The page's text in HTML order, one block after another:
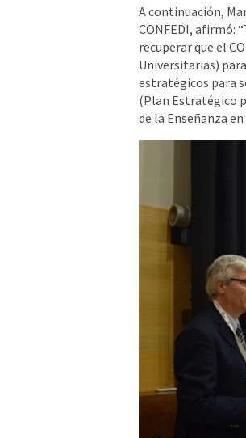
A continuación,
CONFEDI, afirmó:
recuperar que el
Universitarias)
estratégicos para
(Plan Estratégico
de la Enseñanza